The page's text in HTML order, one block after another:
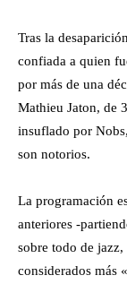
Tras la
confiada a quien
por más de una
Mathieu Jaton, de
insuflado por
son notorios.
La programación
anteriores -
sobre todo de
considerados más